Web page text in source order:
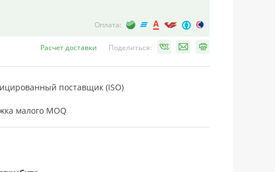
Оплата:
Расчет доставки Поделиться:
поставщик (ISO)
малого MOQ